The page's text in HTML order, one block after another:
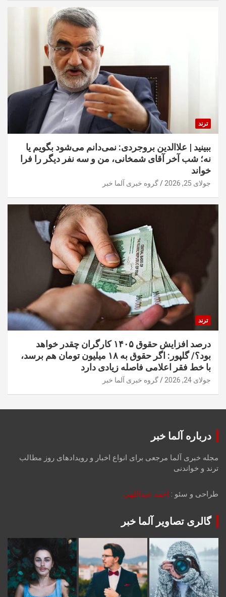
ترند
ببینید | علاالدین بروجردی: نمی‌دانم می‌شود بگویم یا
نه؛ شب آخر آقای شمخانی، من و سه نفر دیگر را فرا
خواند
جولای 25, 2026 گروه خبری آلما خبر
ترند
درصد افزایش حقوق ۱۴۰۵ کارگران چقدر خواهد
بود؟/ گلپور: اگر حقوق به ۱۸ میلیون تومان هم برسد،
با خط فقر اعلامی فاصله زیادی دارد
جولای 24, 2026 گروه خبری آلما خبر
درباره آلما خبر
مجله خبری آلما مرجعی برای انواع اخبار و رویدادهای روز مطالب
ترند و خواندنی
طراحی و سئو : احمد عبداللهی
گالری تصاویر آلما خبر